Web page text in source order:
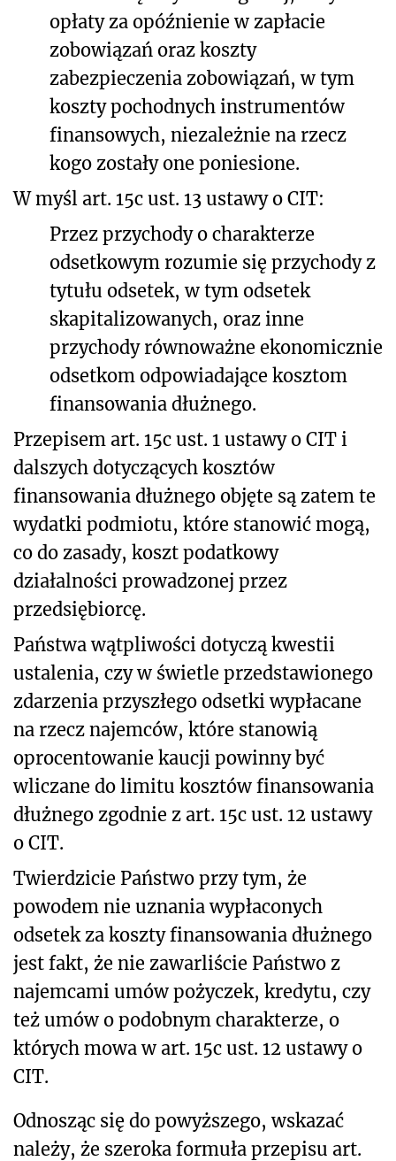
opłaty za opóźnienie w zapłacie
zobowiązań oraz koszty
zabezpieczenia zobowiązań, w tym
koszty pochodnych instrumentów
finansowych, niezależnie na rzecz
kogo zostały one poniesione.
W myśl art. 15c ust. 13 ustawy o CIT:
Przez przychody o charakterze
odsetkowym rozumie się przychody z
tytułu odsetek, w tym odsetek
skapitalizowanych, oraz inne
przychody równoważne ekonomicznie
odsetkom odpowiadające kosztom
finansowania dłużnego.
Przepisem art. 15c ust. 1 ustawy o CIT i
dalszych dotyczących kosztów
finansowania dłużnego objęte są zatem te
wydatki podmiotu, które stanowić mogą,
co do zasady, koszt podatkowy
działalności prowadzonej przez
przedsiębiorcę.
Państwa wątpliwości dotyczą kwestii
ustalenia, czy w świetle przedstawionego
zdarzenia przyszłego odsetki wypłacane
na rzecz najemców, które stanowią
oprocentowanie kaucji powinny być
wliczane do limitu kosztów finansowania
dłużnego zgodnie z art. 15c ust. 12 ustawy
o CIT.
Twierdzicie Państwo przy tym, że
powodem nie uznania wypłaconych
odsetek za koszty finansowania dłużnego
jest fakt, że nie zawarliście Państwo z
najemcami umów pożyczek, kredytu, czy
też umów o podobnym charakterze, o
których mowa w art. 15c ust. 12 ustawy o
CIT.
Odnosząc się do powyższego, wskazać
należy, że szeroka formuła przepisu art.